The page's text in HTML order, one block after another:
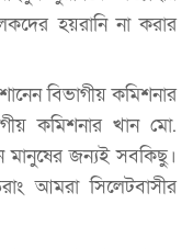
হয়রানি না করার
বিভাগীয় কমিশনার
কমিশনার খান মো.
জন্যই সবকিছু।
আমরা সিলেটবাসীর